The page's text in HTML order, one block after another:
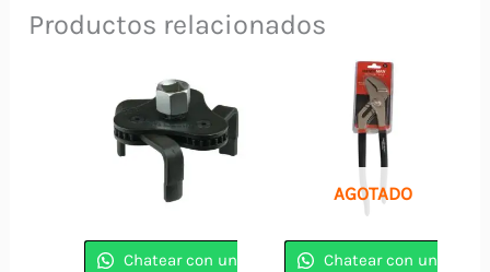
Productos relacionados
Chatear con un
AGOTADO
Chatear con un